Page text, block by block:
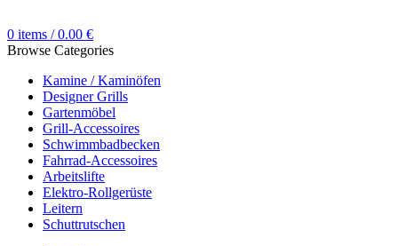
0 items / 0.00 €
Browse Categories
Kamine / Kaminöfen
Designer Grills
Gartenmöbel
Grill-Accessoires
Schwimmbadbecken
Fahrrad-Accessoires
Arbeitslifte
Elektro-Rollgerüste
Leitern
Schuttrutschen